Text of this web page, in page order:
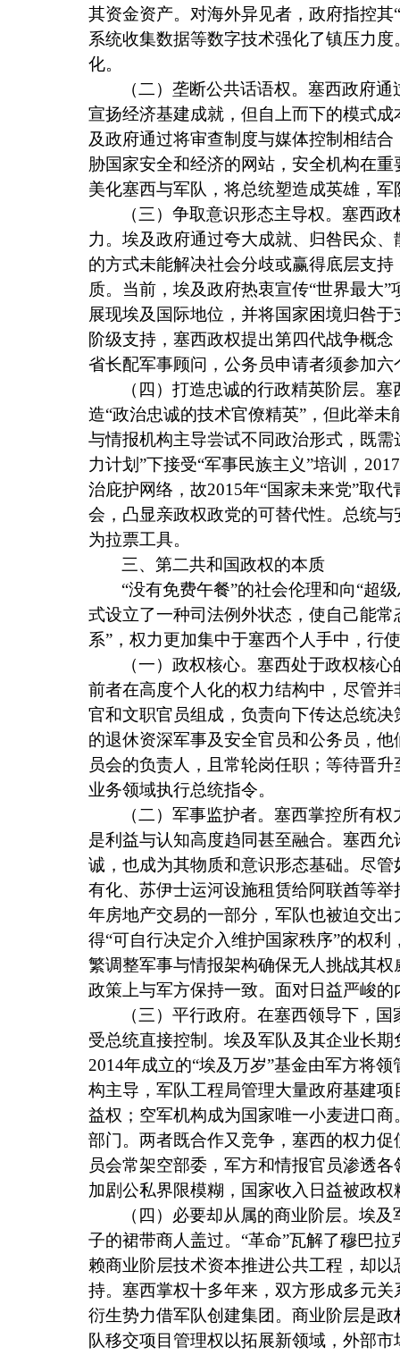
其资金资产。对海外异见者，政府指控
系统收集数据等数字技术强化了镇压力
化。
（二）垄断公共话语权。塞西政府
宣扬经济基建成就，但自上而下的模式
及政府通过将审查制度与媒体控制相结
胁国家安全和经济的网站，安全机构在
美化塞西与军队，将总统塑造成英雄，
（三）争取意识形态主导权。塞西
力。埃及政府通过夸大成就、归咎民众
的方式未能解决社会分歧或赢得底层支
质。当前，埃及政府热衷宣传“世界最大
展现埃及国际地位，并将国家困境归咎于
阶级支持，塞西政权提出第四代战争概
省长配军事顾问，公务员申请者须参加
（四）打造忠诚的行政精英阶层。
造“政治忠诚的技术官僚精英”，但此举
与情报机构主导尝试不同政治形式，既
力计划”下接受“军事民族主义”培训， 2017
治庇护网络，故2015年“国家未来党”取
会，凸显亲政权政党的可替代性。总统
为拉票工具。
三、第二共和国政权的本质
“没有免费午餐”的社会伦理和向“超
式设立了一种司法例外状态，使自己能
系”，权力更加集中于塞西个人手中，行
（一）政权核心。塞西处于政权核
前者在高度个人化的权力结构中，尽管
官和文职官员组成，负责向下传达总统
的退休资深军事及安全官员和公务员，
员会的负责人，且常轮岗任职；等待晋
业务领域执行总统指令。
（二）军事监护者。塞西掌控所有
是利益与认知高度趋同甚至融合。塞西
诚，也成为其物质和意识形态基础。尽
有化、苏伊士运河设施租赁给阿联酋等
年房地产交易的一部分，军队也被迫交出
得“可自行决定介入维护国家秩序”的权
繁调整军事与情报架构确保无人挑战其
政策上与军方保持一致。面对日益严峻
（三）平行政府。在塞西领导下，
受总统直接控制。埃及军队及其企业长
2014年成立的“埃及万岁”基金由军方将
构主导，军队工程局管理大量政府基建
益权；空军机构成为国家唯一小麦进口
部门。两者既合作又竞争，塞西的权力
员会常架空部委，军方和情报官员渗透
加剧公私界限模糊，国家收入日益被政
（四）必要却从属的商业阶层。埃
子的裙带商人盖过。“革命”瓦解了穆巴
赖商业阶层技术资本推进公共工程，却
持。塞西掌权十多年来，双方形成多元
衍生势力借军队创建集团。商业阶层是
队移交项目管理权以拓展新领域，外部